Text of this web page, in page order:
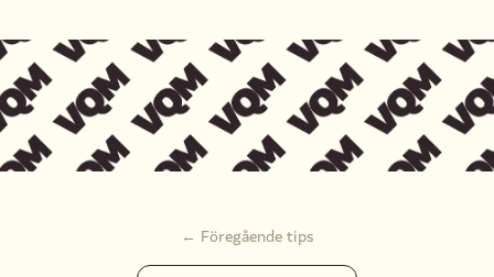
← Föregående tips